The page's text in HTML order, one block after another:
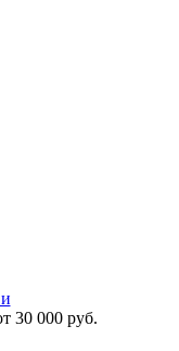
30 000руб.